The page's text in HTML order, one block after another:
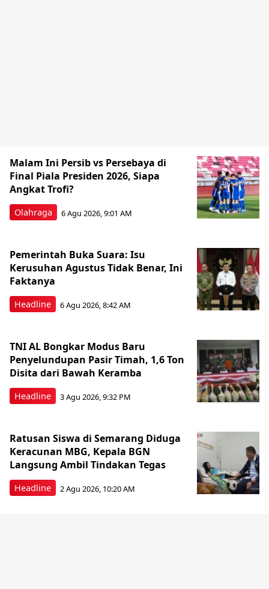
Olahraga
Malam Ini Persib vs Persebaya di
Final Piala Presiden 2026, Siapa
Angkat Trofi?
6 Agu 2026, 9:01 AM
Headline
Pemerintah Buka Suara: Isu
Kerusuhan Agustus Tidak Benar, Ini
Faktanya
6 Agu 2026, 8:42 AM
Headline
TNI AL Bongkar Modus Baru
Penyelundupan Pasir Timah, 1,6 Ton
Disita dari Bawah Keramba
3 Agu 2026, 9:32 PM
Headline
Ratusan Siswa di Semarang Diduga
Keracunan MBG, Kepala BGN
Langsung Ambil Tindakan Tegas
2 Agu 2026, 10:20 AM